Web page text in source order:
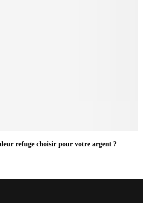
refuge choisir pour votre argent ?